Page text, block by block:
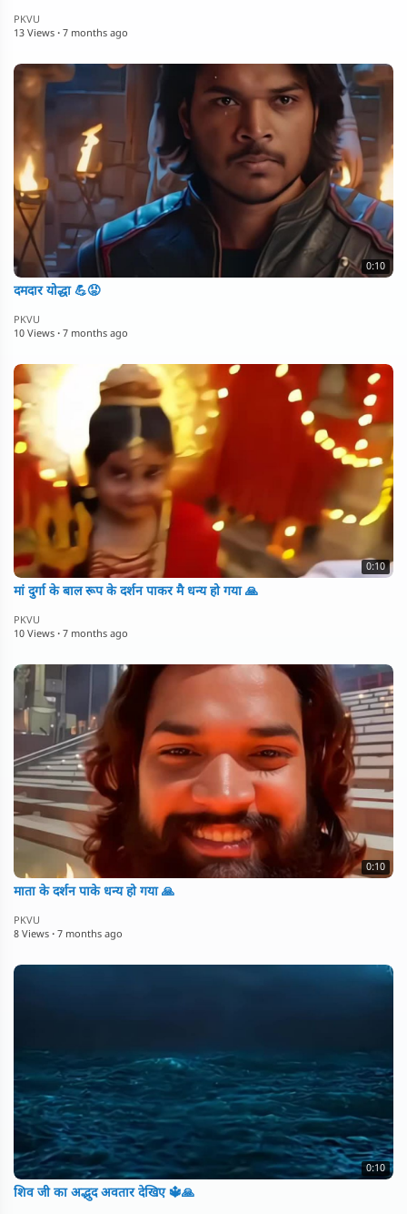
PKVU
13 Views · 7 months ago
0:10
दमदार योद्धा 💪😡
PKVU
10 Views · 7 months ago
0:10
मां दुर्गा के बाल रूप के दर्शन पाकर मै धन्य हो गया 🙏
PKVU
10 Views · 7 months ago
0:10
माता के दर्शन पाके धन्य हो गया 🙏
PKVU
8 Views · 7 months ago
0:10
शिव जी का अद्भुद अवतार देखिए 🔱🙏